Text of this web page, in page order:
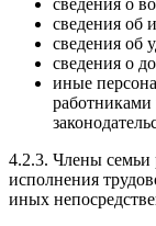
сведения о
сведения об
сведения об
сведения о
иные
работниками
4.2.3. Члены семьи
исполнения
иных